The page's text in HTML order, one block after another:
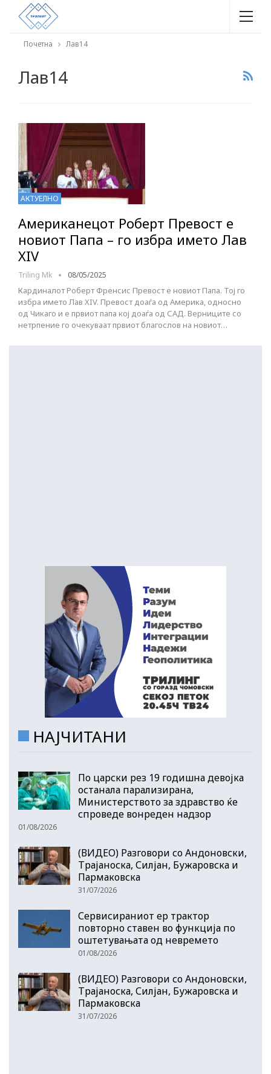
Почетна Лав14
Лав14
АКТУЕЛНО
Американецот Роберт Превост е
новиот Папа – го избра името Лав
XIV
Triling Mk 08/05/2025
Кардиналот Роберт Френсис Превост е новиот Папа. Тој го
избра името Лав XIV. Превост доаѓа од Америка, односно
од Чикаго и е првиот папа кој доаѓа од САД. Верниците со
нетрпение го очекуваат првиот благослов на новиот…
НАЈЧИТАНИ
По царски рез 19 годишна девојка
останала парализирана,
Министерството за здравство ќе
спроведе вонреден надзор
01/08/2026
(ВИДЕО) Разговори со Андоновски,
Трајаноска, Силјан, Бужаровска и
Пармаковска
31/07/2026
Сервисираниот ер трактор
повторно ставен во функција по
оштетувањата од невремето
01/08/2026
(ВИДЕО) Разговори со Андоновски,
Трајаноска, Силјан, Бужаровска и
Пармаковска
31/07/2026